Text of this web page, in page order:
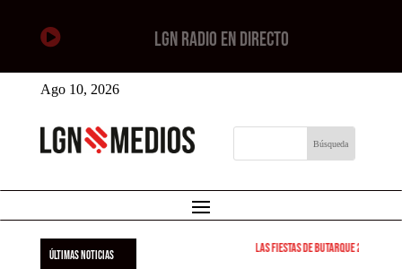
 LGN RADIO EN DIRECTO
Ago 10, 2026
ÚLTIMAS NOTICIAS Las Fiestas de Butarque 2026